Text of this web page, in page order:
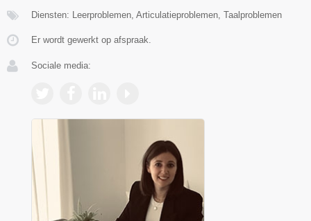
Diensten: Leerproblemen, Articulatieproblemen, Taalproblemen
Er wordt gewerkt op afspraak.
Sociale media: